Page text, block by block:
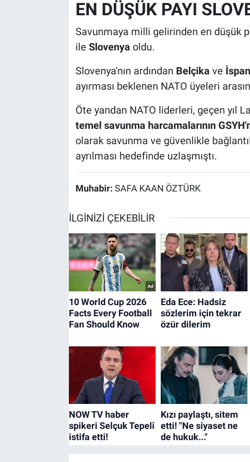
EN DÜŞÜK PAYI
Savunmaya milli gelirinden en düşük
ile Slovenya oldu.
Slovenya'nın ardından Belçika ve
ayırması beklenen NATO üyeleri
Öte yandan NATO liderleri, geçen yıl
temel savunma harcamalarının
olarak savunma ve güvenlikle
ayrılması hedefinde uzlaşmıştı.
Muhabir: SAFA KAAN ÖZTÜRK